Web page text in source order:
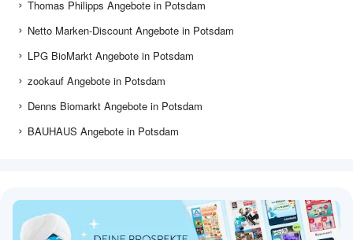
Thomas Philipps Angebote in Potsdam
Netto Marken-Discount Angebote in Potsdam
LPG BioMarkt Angebote in Potsdam
zookauf Angebote in Potsdam
Denns Biomarkt Angebote in Potsdam
BAUHAUS Angebote in Potsdam